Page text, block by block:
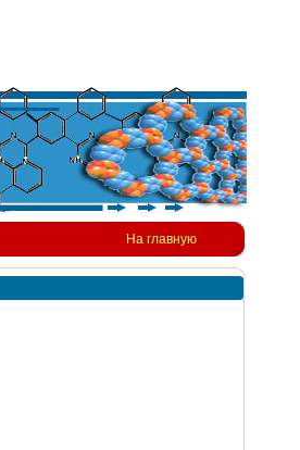
На главную